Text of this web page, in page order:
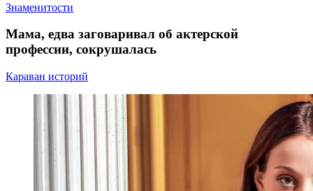
Знаменитости
Мама, едва заговаривал об актерской
профессии, сокрушалась
Караван историй